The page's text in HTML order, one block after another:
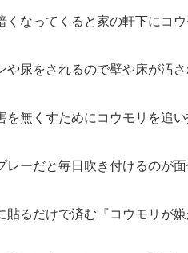
くなってくると家の軒下にコウ
や尿をされるので壁や床が汚
を無くすためにコウモリを追
レーだと毎日吹き付けるのが面
貼るだけで済む『コウモリが